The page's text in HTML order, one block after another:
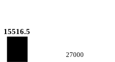
15516.5
27000